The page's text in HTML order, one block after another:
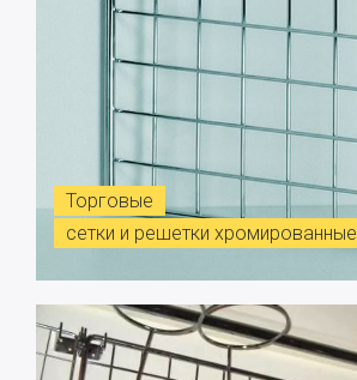
Торговые
сетки и решетки хромированные